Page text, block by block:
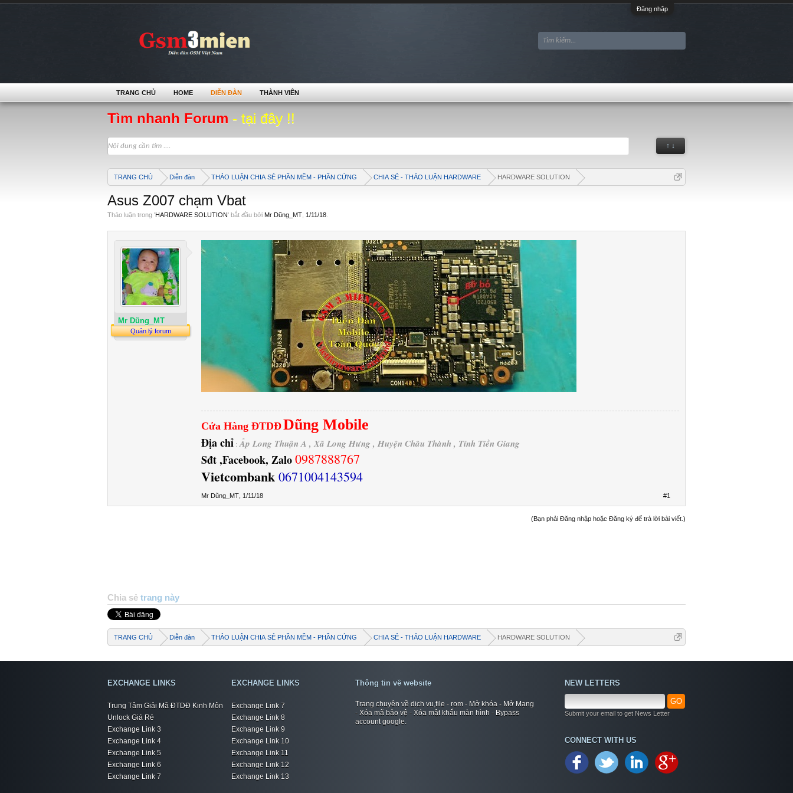
Đăng nhập
Tìm nhanh Forum - tại đây !!
↑ ↓
TRANG CHỦ Diễn đàn THẢO LUẬN CHIA SẺ PHẦN MỀM - PHẦN CỨNG CHIA SẺ - THẢO LUẬN HARDWARE HARDWARE SOLUTION
+ Chào mừng bạn đến với diễn đàn thông tin
dịch vụ Việt Nam
Asus Z007 chạm Vbat
Thảo luận trong 'HARDWARE SOLUTION' bắt đầu bởi Mr Dũng_MT 1/11/18
Mr Dũng_MT
Quản lý forum
Cửa Hàng ĐTDĐDũng Mobile
Địa chỉ : Ấp Long Thuận A , Xã Long Hưng , Huyện Châu Thành , Tỉnh Tiền Giang
Sđt ,Facebook, Zalo0987888767
Vietcombank 0671004143594
Mr Dũng_MT 1/11/18 #1
(Bạn phải Đăng nhập hoặc Đăng ký để trả lời bài viết.)
Chia sẻ trang này
TRANG CHỦ Diễn đàn THẢO LUẬN CHIA SẺ PHẦN MỀM - PHẦN CỨNG CHIA SẺ - THẢO LUẬN HARDWARE HARDWARE SOLUTION
TRANG CHỦ HOME DIỄN ĐÀN THÀNH VIÊN
EXCHANGE LINKS
Trung Tâm Giải Mã ĐTDĐ Kinh Môn
Unlock Giá Rẻ
Exchange Link 3
Exchange Link 4
Exchange Link 5
Exchange Link 6
Exchange Link 7
EXCHANGE LINKS
Exchange Link 7
Exchange Link 8
Exchange Link 9
Exchange Link 10
Exchange Link 11
Exchange Link 12
Exchange Link 13
Thông tin về website
Trang chuyên về dịch vụ,file - rom - Mở khóa - Mở Mạng
- Xóa mã bảo vệ - Xóa mật khẩu màn hình - Bypass
account google.
NEW LETTERS
GO
Submit your email to get News Letter
CONNECT WITH US